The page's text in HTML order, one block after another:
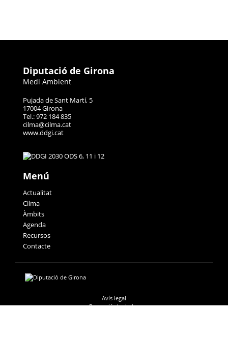
Diputació de Girona
Medi Ambient
Pujada de Sant Martí, 5
17004 Girona
Tel.: 972 184 835
cilma@cilma.cat
www.ddgi.cat
Menú
Actualitat
Cilma
Àmbits
Agenda
Recursos
Contacte
Avís legal
Protecció de dades